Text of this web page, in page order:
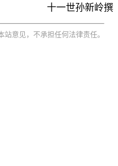
十一世孙新岭撰
意见，不承担任何法律责任。